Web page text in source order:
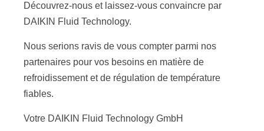
Découvrez-nous et laissez-vous convaincre par
DAIKIN Fluid Technology.
Nous serions ravis de vous compter parmi nos
partenaires pour vos besoins en matière de
refroidissement et de régulation de température
fiables.
Votre DAIKIN Fluid Technology GmbH